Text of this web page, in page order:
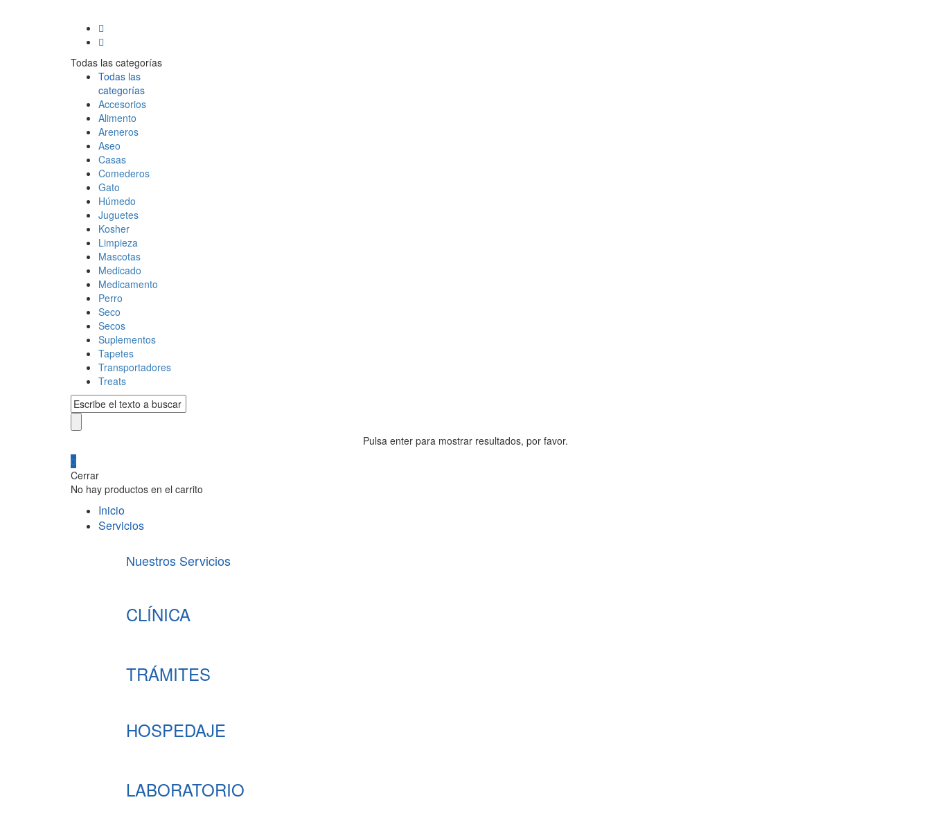
Todas las categorías
Todas las
categorías
Accesorios
Alimento
Areneros
Aseo
Casas
Comederos
Gato
Húmedo
Juguetes
Kosher
Limpieza
Mascotas
Medicado
Medicamento
Perro
Seco
Secos
Suplementos
Tapetes
Transportadores
Treats
Pulsa enter para mostrar resultados, por favor.
0
Cerrar
No hay productos en el carrito
Inicio
Servicios
Nuestros Servicios
CLÍNICA
TRÁMITES
HOSPEDAJE
LABORATORIO